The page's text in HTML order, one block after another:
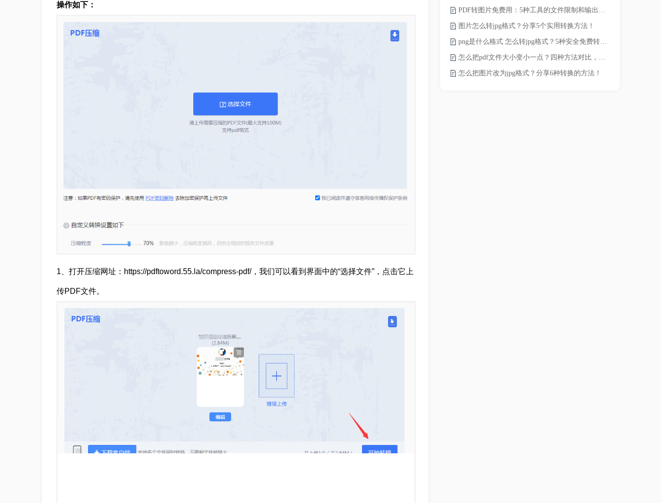
操作如下：
1、打开压缩网址：https://pdftoword.55.la/compress-pdf/，我们可以看到界面中的“选择文件”，点击它上
传PDF文件。
PDF转图片免费用：5种工具的文件限制和输出质量对比！
图片怎么转jpg格式？分享5个实用转换方法！
png是什么格式 怎么转jpg格式？5种安全免费转换方法全解析！
怎么把pdf文件大小变小一点？四种方法对比，一看就懂！
怎么把图片改为jpg格式？分享6种转换的方法！